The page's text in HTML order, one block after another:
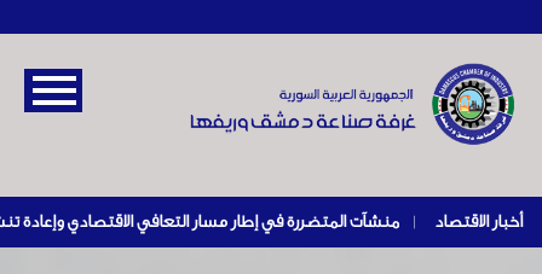
أخبار الاقتصاد |